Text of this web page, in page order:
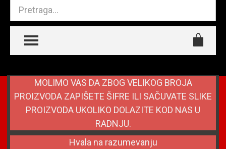
TOGGLE MENU
MOLIMO VAS DA ZBOG VELIKOG BROJA
PROIZVODA ZAPIŠETE ŠIFRE ILI SAČUVATE SLIKE
PROIZVODA UKOLIKO DOLAZITE KOD NAS U
RADNJU.
Hvala na razumevanju